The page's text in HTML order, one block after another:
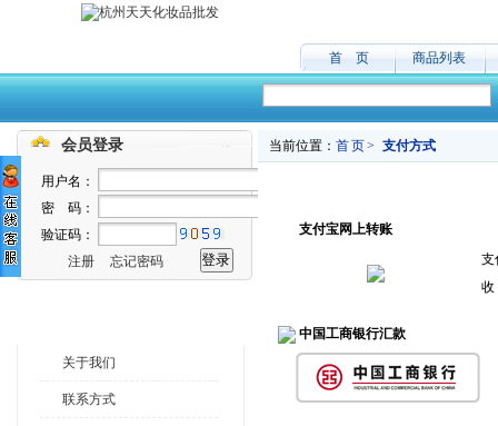
首 页 商品列表
会员登录
用户名：
密 码：
验证码：
注册
忘记密码
关于我们
联系方式
当前位置： 首页> 支付方式
支付宝网上转账
支
收
中国工商银行汇款